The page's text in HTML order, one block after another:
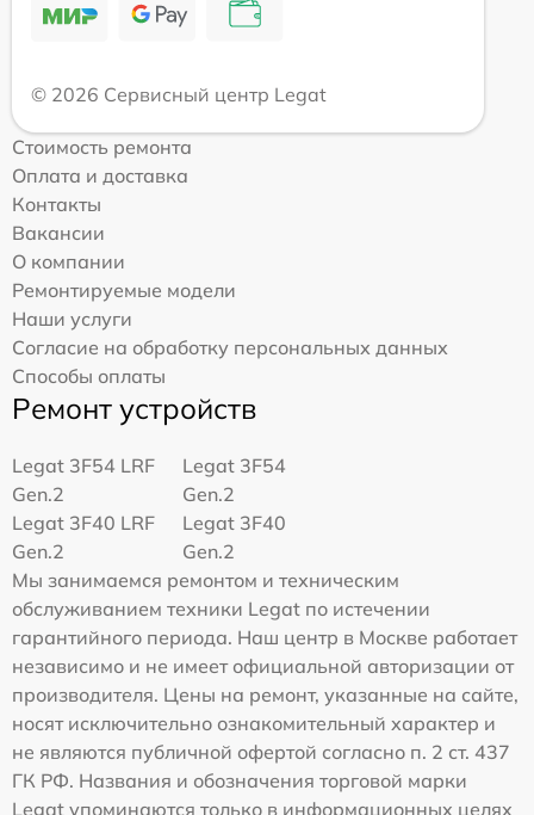
© 2026 Сервисный центр Legat
Стоимость ремонта
Оплата и доставка
Контакты
Вакансии
О компании
Ремонтируемые модели
Наши услуги
Согласие на обработку персональных данных
Способы оплаты
Ремонт устройств
Legat 3F54 LRF
Gen.2
Legat 3F54
Gen.2
Legat 3F40 LRF
Gen.2
Legat 3F40
Gen.2
Мы занимаемся ремонтом и техническим
обслуживанием техники Legat по истечении
гарантийного периода. Наш центр в Москве работает
независимо и не имеет официальной авторизации от
производителя. Цены на ремонт, указанные на сайте,
носят исключительно ознакомительный характер и
не являются публичной офертой согласно п. 2 ст. 437
ГК РФ. Названия и обозначения торговой марки
Legat упоминаются только в информационных целях